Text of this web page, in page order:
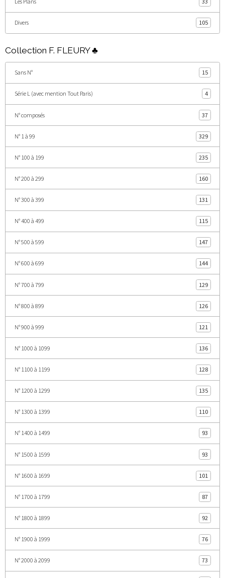
Divers 105
Collection F. FLEURY ♣
Sans N° 15
Série L (avec mention Tout Paris) 4
N° composés 37
N° 1 à 99 329
N° 100 à 199 235
N° 200 à 299 160
N° 300 à 399 131
N° 400 à 499 115
N° 500 à 599 147
N° 600 à 699 144
N° 700 à 799 129
N° 800 à 899 126
N° 900 à 999 121
N° 1000 à 1099 136
N° 1100 à 1199 128
N° 1200 à 1299 135
N° 1300 à 1399 110
N° 1400 à 1499 93
N° 1500 à 1599 93
N° 1600 à 1699 101
N° 1700 à 1799 87
N° 1800 à 1899 92
N° 1900 à 1999 76
N° 2000 à 2099 73